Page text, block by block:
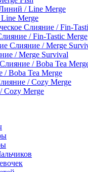
Merge
/ Fin-Tastic Merge
/ Merge Survival
/ Boba Tea Merge
Cozy Merge